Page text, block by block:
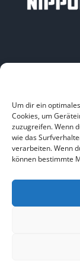
Um dir ein
Cookies, um
zuzugreifen. Wenn
wie das
verarbeiten. Wenn
können bestimmte
HOME|ÜBER